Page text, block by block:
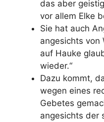
das aber
vor allem Elke
Sie hat auch
angesichts von
auf Hauke
wieder.“
Dazu kommt,
wegen eines
Gebetes
angesichts der